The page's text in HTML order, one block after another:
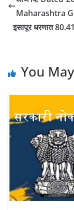
Maharashtra
इसापूर धरणात
You